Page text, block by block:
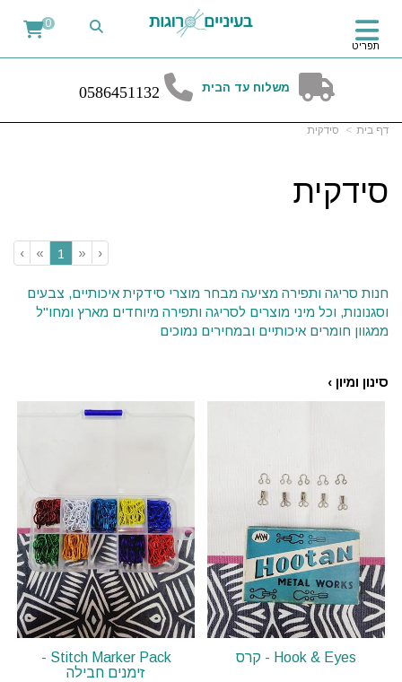
תפריט
0
משלוח עד הבית 0586451132
דף בית סידקית
סידקית
‹
«
1
»
›
חנות סריגה ותפירה מציעה מבחר מוצרי סידקית איכותיים, צבעים
וסגנונות, וכל מיני מוצרים לסריגה ותפירה מיוחדים מארץ ומחו"ל
ממגוון חומרים איכותיים ובמחירים נמוכים
סינון ומיון ›
Hook & Eyes - קרס
Stitch Marker Pack -
זימנים חבילה